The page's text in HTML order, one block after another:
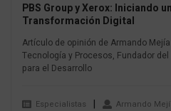
PBS Group y Xerox: Iniciando
Transformación Digital
Artículo de opinión de Armando
Tecnología y Procesos, Fundador
para el Desarrollo
Especialistas Armando